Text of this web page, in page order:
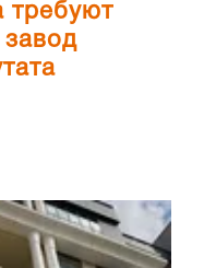
требуют
завод